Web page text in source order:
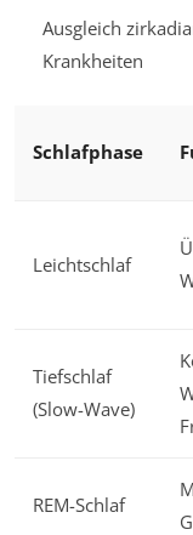
Ausgleich
Krankheiten
Schlafphase
Leichtschlaf
Tiefschlaf
(Slow-Wave)
REM-Schlaf